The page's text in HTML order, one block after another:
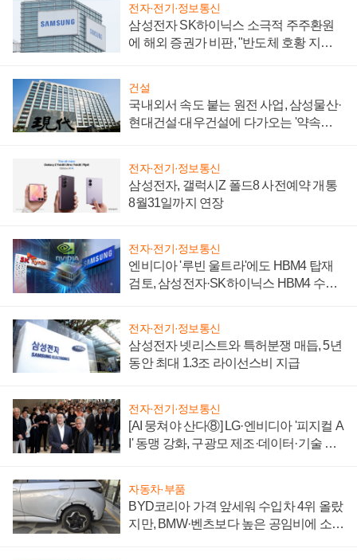
전자·전기·정보통신
삼성전자 SK하이닉스 소극적 주주환원
에 해외 증권가 비판, "반도체 호황 지속
건설
국내외서 속도 붙는 원전 사업, 삼성물산·
현대건설·대우건설에 다가오는 '약속의
전자·전기·정보통신
삼성전자, 갤럭시Z 폴드8 사전예약 개통
8월31일까지 연장
전자·전기·정보통신
엔비디아 '루빈 울트라'에도 HBM4 탑재
검토, 삼성전자·SK하이닉스 HBM4 수율
전자·전기·정보통신
삼성전자 넷리스트와 특허분쟁 매듭, 5년
동안 최대 1.3조 라이선스비 지급
전자·전기·정보통신
[AI 뭉쳐야 산다⑧] LG·엔비디아 '피지컬 A
I' 동맹 강화, 구광모 제조·데이터·기술 결
자동차·부품
BYD코리아 가격 앞세워 수입차 4위 올랐
지만, BMW·벤츠보다 높은 공임비에 소비